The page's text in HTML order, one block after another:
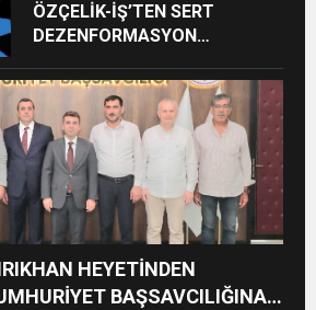
ÖZÇELİK-İŞ’TEN SERT
DEZENFORMASYON
CEZAİ SÜREÇ BAŞLATILDI”
HEYETİNDEN
BAŞSAVCILIĞINA